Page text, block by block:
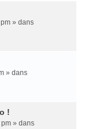
» dans
» dans
!
» dans